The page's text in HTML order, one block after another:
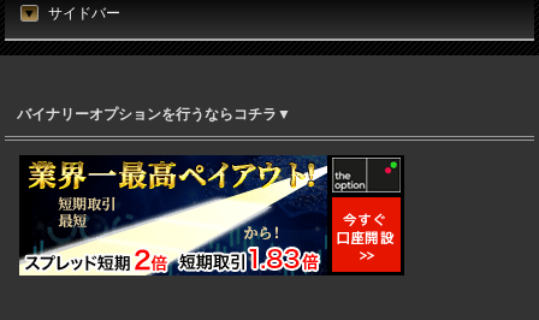
サイドバー
バイナリーオプションを行うならコチラ▼